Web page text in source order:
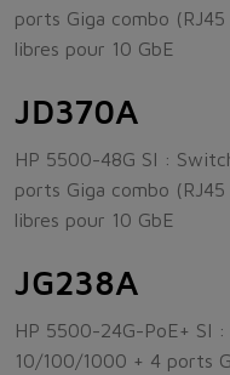
ports Giga combo
libres pour 10 GbE
JD370A
HP 5500-48G SI :
ports Giga combo
libres pour 10 GbE
JG238A
HP 5500-24G-PoE+ SI
10/100/1000 + 4 ports